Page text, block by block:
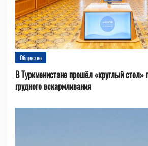
Общество
В Туркменистане прошёл «круглый стол»
грудного вскармливания